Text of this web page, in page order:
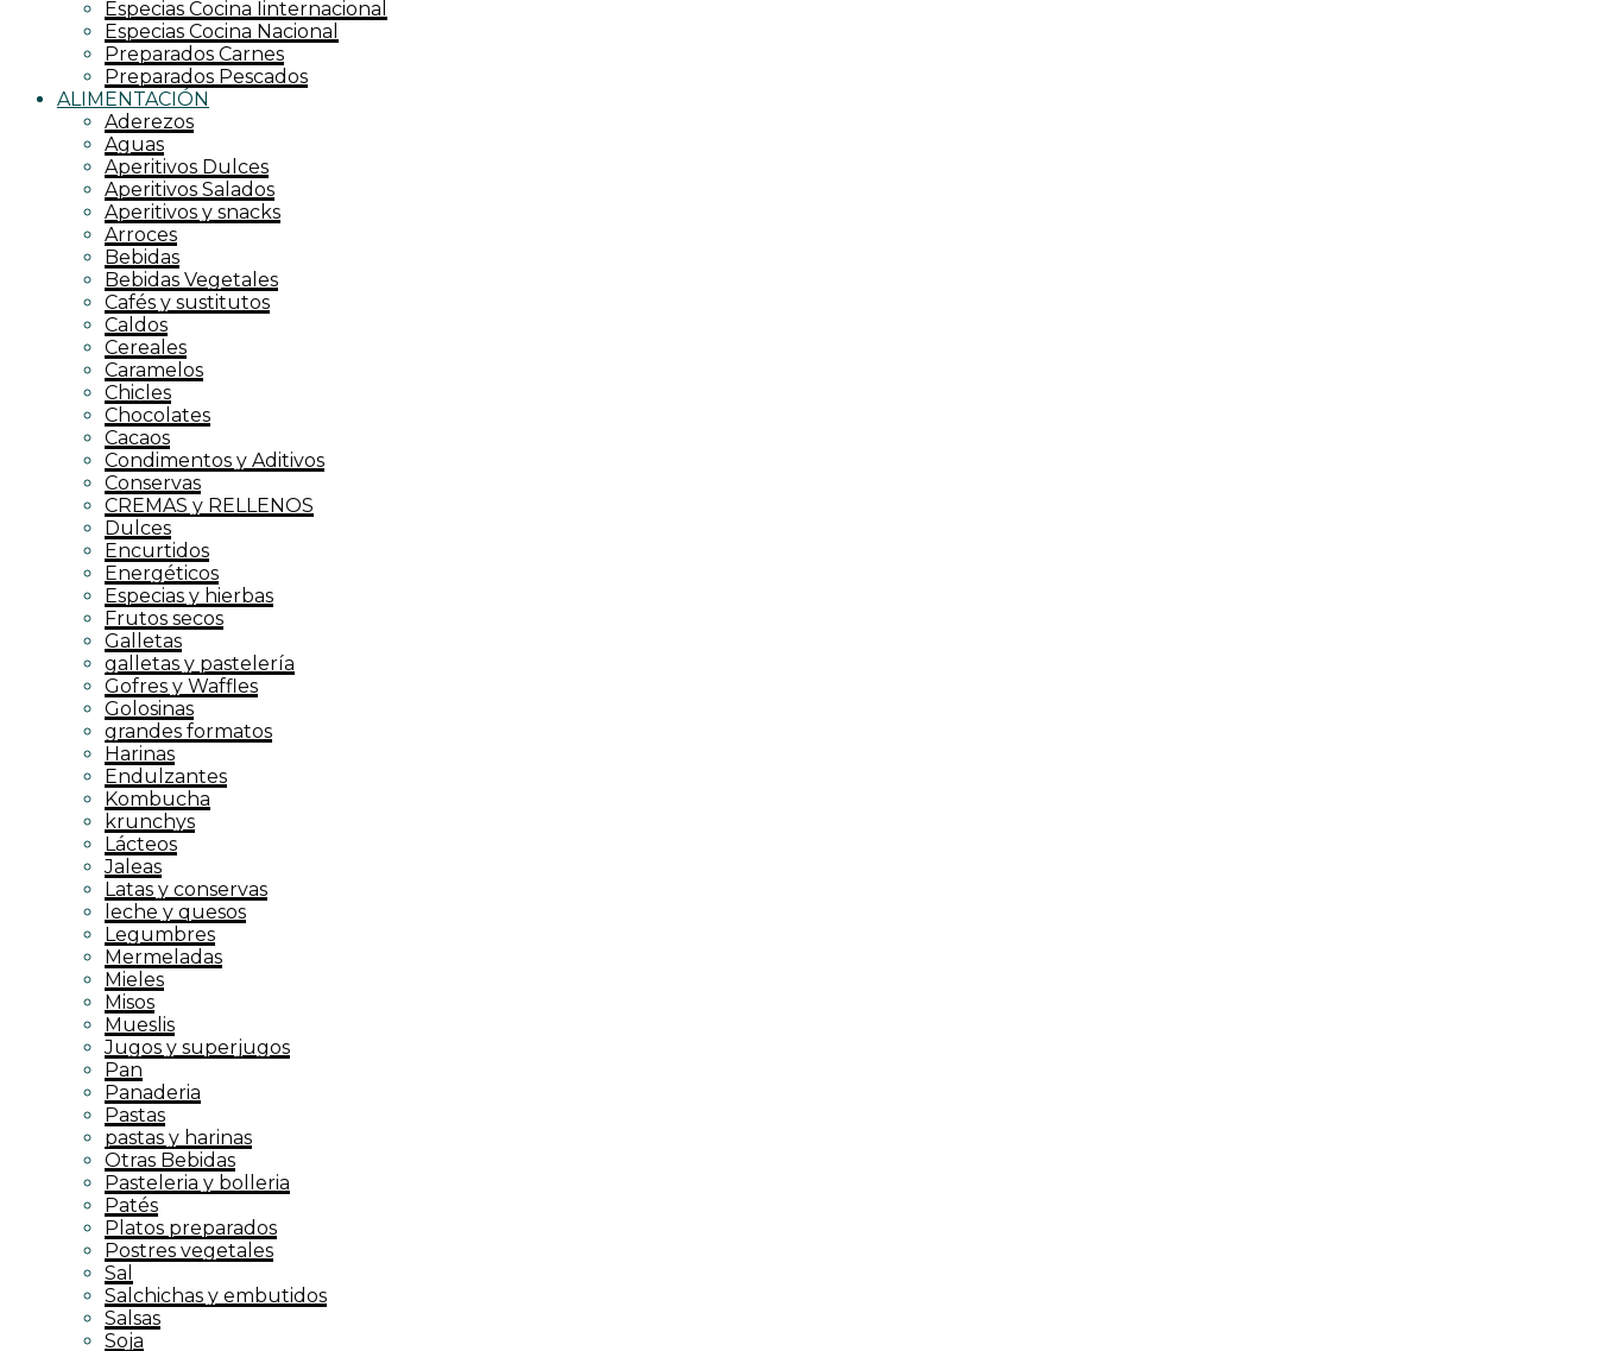
Especias Cocina Iinternacional
Especias Cocina Nacional
Preparados Carnes
Preparados Pescados
ALIMENTACIÓN
Aderezos
Aguas
Aperitivos Dulces
Aperitivos Salados
Aperitivos y snacks
Arroces
Bebidas
Bebidas Vegetales
Cafés y sustitutos
Caldos
Cereales
Caramelos
Chicles
Chocolates
Cacaos
Condimentos y Aditivos
Conservas
CREMAS y RELLENOS
Dulces
Encurtidos
Energéticos
Especias y hierbas
Frutos secos
Galletas
galletas y pastelería
Gofres y Waffles
Golosinas
grandes formatos
Harinas
Endulzantes
Kombucha
krunchys
Lácteos
Jaleas
Latas y conservas
leche y quesos
Legumbres
Mermeladas
Mieles
Misos
Mueslis
Jugos y superjugos
Pan
Panaderia
Pastas
pastas y harinas
Otras Bebidas
Pasteleria y bolleria
Patés
Platos preparados
Postres vegetales
Sal
Salchichas y embutidos
Salsas
Soja